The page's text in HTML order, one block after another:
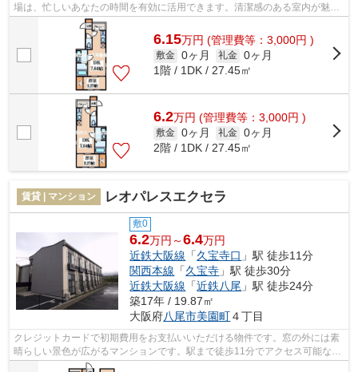
場は、忙しいあなたの時間を有効に活用できます。清潔感のある室内が魅力
的な2024年築の物件となっており、一押...
6.15万円 (管理費等：3,000円 )
敷金 0ヶ月 礼金 0ヶ月
1階 / 1DK / 27.45㎡
6.2万円 (管理費等：3,000円 )
敷金 0ヶ月 礼金 0ヶ月
2階 / 1DK / 27.45㎡
賃貸 | マンション レオパレスエクセラ
敷0
6.2万円～6.4万円
近鉄大阪線 「久宝寺口 」駅 徒歩11分
関西本線 「久宝寺 」駅 徒歩30分
近鉄大阪線 「近鉄八尾 」駅 徒歩24分
築17年 / 19.87㎡
大阪府八尾市美園町４丁目
クレジットカードで初期費用をお支払いいただける物件です。窓の外には素
晴らしい景色が広がるマンションです。駅まで徒歩11分でアクセス可能な物
件です。周辺に駅が二つあり、交通の...